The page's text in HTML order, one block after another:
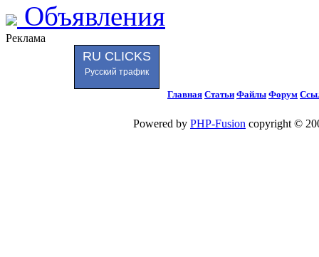
Объявления
Реклама
RU CLICKS
Русский трафик
Главная Статьи Файлы Форум
Powered by PHP-Fusion copyright ©